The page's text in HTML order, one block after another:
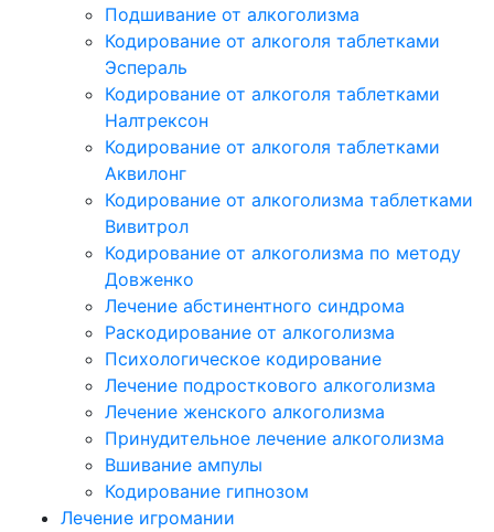
Подшивание от алкоголизма
Кодирование от алкоголя таблетками
Эспераль
Кодирование от алкоголя таблетками
Налтрексон
Кодирование от алкоголя таблетками
Аквилонг
Кодирование от алкоголизма таблетками
Вивитрол
Кодирование от алкоголизма по методу
Довженко
Лечение абстинентного синдрома
Раскодирование от алкоголизма
Психологическое кодирование
Лечение подросткового алкоголизма
Лечение женского алкоголизма
Принудительное лечение алкоголизма
Вшивание ампулы
Кодирование гипнозом
Лечение игромании